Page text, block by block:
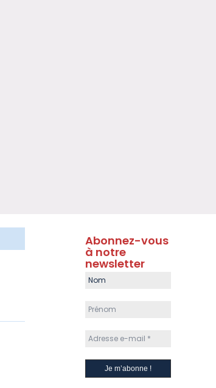
Abonnez-vous
à notre
newsletter